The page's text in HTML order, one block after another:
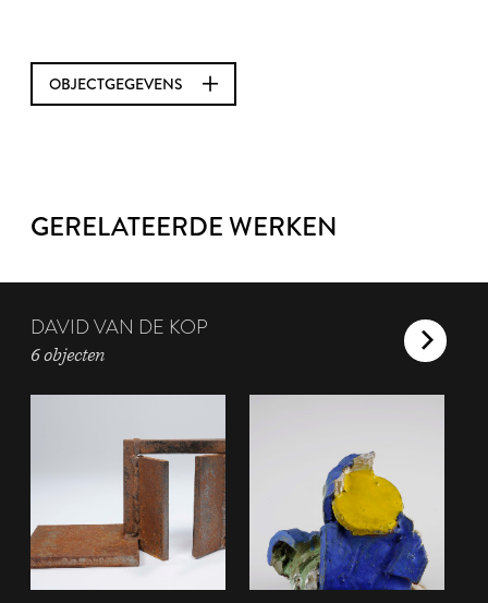
OBJECTGEGEVENS
GERELATEERDE WERKEN
DAVID VAN DE KOP
6 objecten